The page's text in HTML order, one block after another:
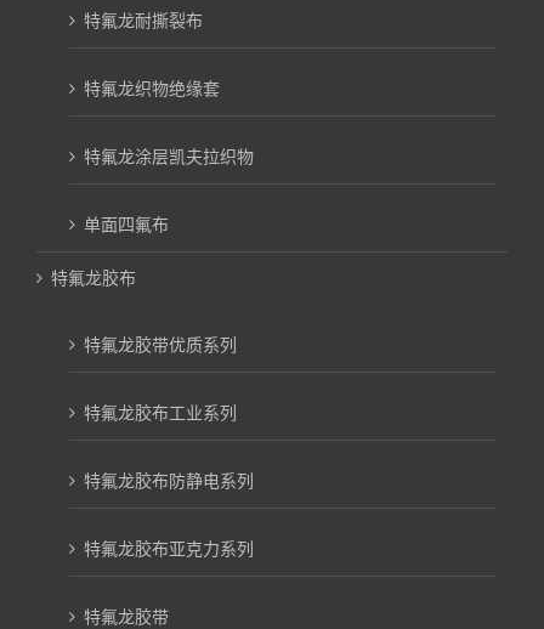
特氟龙耐撕裂布
特氟龙织物绝缘套
特氟龙涂层凯夫拉织物
单面四氟布
特氟龙胶布
特氟龙胶带优质系列
特氟龙胶布工业系列
特氟龙胶布防静电系列
特氟龙胶布亚克力系列
特氟龙胶带